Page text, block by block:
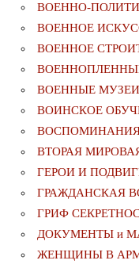
ВОЕННО-
ВОЕННОЕ
ВОЕННОЕ
ВОЕННЫЕ МУЗЕИ
ВОИНСКОЕ
ВТОРАЯ
ГЕРОИ И
ГРАЖДАНСКАЯ
ГРИФ
ДОКУМЕНТЫ и
ЖЕНЩИНЫ В